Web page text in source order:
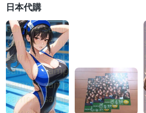
日本代購